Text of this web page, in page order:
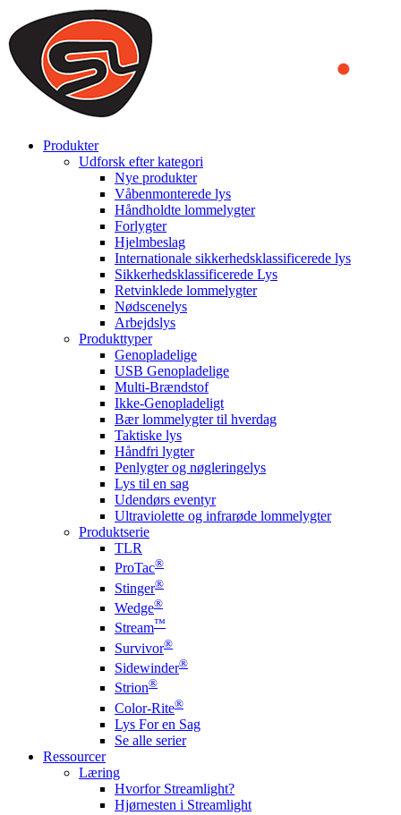
We use cookies to ensure that we provide you the best experience
on our website. By continuing to browse this website, you accept
that cookies are used to help us analyze how the website is used and
to offer you a better experience. To learn more or to find out how
you can disable cookies, you can access our
Produkter
Udforsk efter kategori
Nye produkter
Våbenmonterede lys
Håndholdte lommelygter
Forlygter
Hjelmbeslag
Internationale sikkerhedsklassificerede lys
Sikkerhedsklassificerede Lys
Retvinklede lommelygter
Nødscenelys
Arbejdslys
Produkttyper
Genopladelige
USB Genopladelige
Multi-Brændstof
Ikke-Genopladeligt
Bær lommelygter til hverdag
Taktiske lys
Håndfri lygter
Penlygter og nøgleringelys
Lys til en sag
Udendørs eventyr
Ultraviolette og infrarøde lommelygter
Produktserie
TLR
ProTac®
Stinger®
Wedge®
Stream™
Survivor®
Sidewinder®
Strion®
Color-Rite®
Lys For en Sag
Se alle serier
Ressourcer
Læring
Hvorfor Streamlight?
Hjørnesten i Streamlight